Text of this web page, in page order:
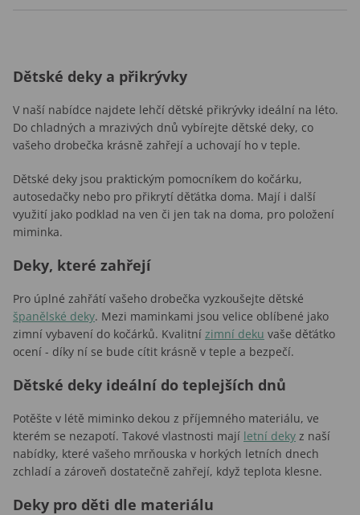
Dětské deky a přikrývky
V naší nabídce najdete lehčí dětské přikrývky ideální na léto.
Do chladných a mrazivých dnů vybírejte dětské deky, co
vašeho drobečka krásně zahřejí a uchovají ho v teple.
Dětské deky jsou praktickým pomocníkem do kočárku,
autosedačky nebo pro přikrytí děťátka doma. Mají i další
využití jako podklad na ven či jen tak na doma, pro položení
miminka.
Deky, které zahřejí
Pro úplné zahřátí vašeho drobečka vyzkoušejte dětské
španělské deky. Mezi maminkami jsou velice oblíbené jako
zimní vybavení do kočárků. Kvalitní zimní deku vaše děťátko
ocení - díky ní se bude cítit krásně v teple a bezpečí.
Dětské deky ideální do teplejších dnů
Potěšte v létě miminko dekou z příjemného materiálu, ve
kterém se nezapotí. Takové vlastnosti mají letní deky z naší
nabídky, které vašeho mrňouska v horkých letních dnech
zchladí a zároveň dostatečně zahřejí, když teplota klesne.
Deky pro děti dle materiálu